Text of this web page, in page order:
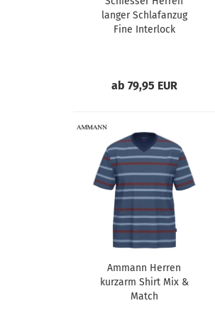
langer Schlafanzug
Fine Interlock
ab 79,95 EUR
Ammann Herren
kurzarm Shirt Mix &
Match